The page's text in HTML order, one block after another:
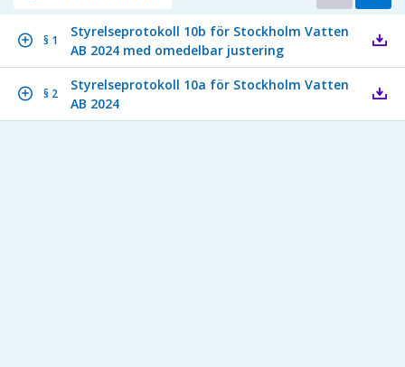
§ 1
Styrelseprotokoll 10b för Stockholm Vatten
AB 2024 med omedelbar justering
§ 2
Styrelseprotokoll 10a för Stockholm Vatten
AB 2024